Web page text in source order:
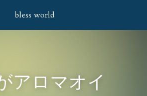
bless world
アロマオイ